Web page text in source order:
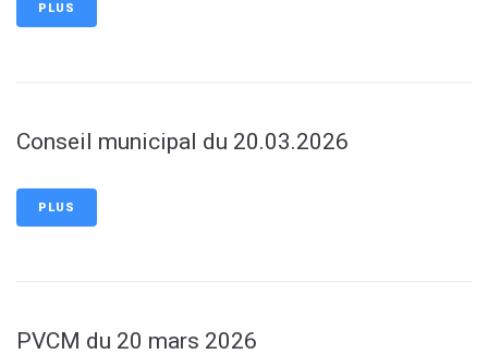
PLUS
Conseil municipal du 20.03.2026
PLUS
PVCM du 20 mars 2026